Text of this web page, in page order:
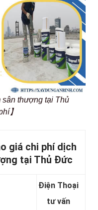
sân thượng tại Thủ
】
giá chi phí dịch
tại Thủ Đức
Điện Thoại
tư vấn